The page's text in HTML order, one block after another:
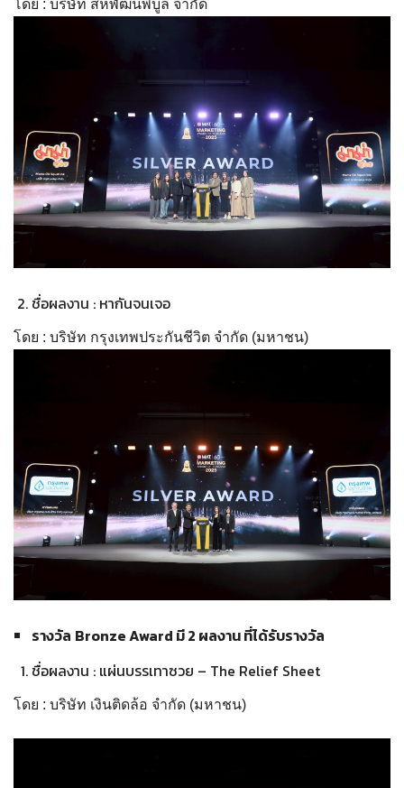
โดย : บริษัท สหพัฒนพิบูล จำกัด
ชื่อผลงาน : หากันจนเจอ
โดย : บริษัท กรุงเทพประกันชีวิต จำกัด (มหาชน)
รางวัล Bronze Award มี 2 ผลงาน ที่ได้รับรางวัล
ชื่อผลงาน : แผ่นบรรเทาซวย – The Relief Sheet
โดย : บริษัท เงินติดล้อ จำกัด (มหาชน)